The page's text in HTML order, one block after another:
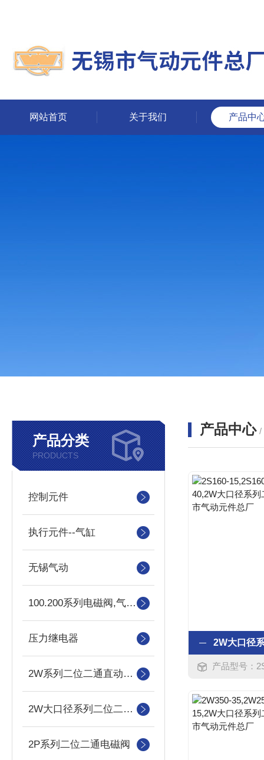
网站首页 关于我们 产品中
产品分类
PRODUCTS
控制元件
执行元件--气缸
无锡气动
100.200系列电磁阀,气控阀
压力继电器
2W系列二位二通直动式电磁阀
2W大口径系列二位二通直动式电磁阀
2P系列二位二通电磁阀
产品中心 /
产品型号：